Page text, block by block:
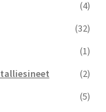
(4)
(32)
(1)
(2)
(5)